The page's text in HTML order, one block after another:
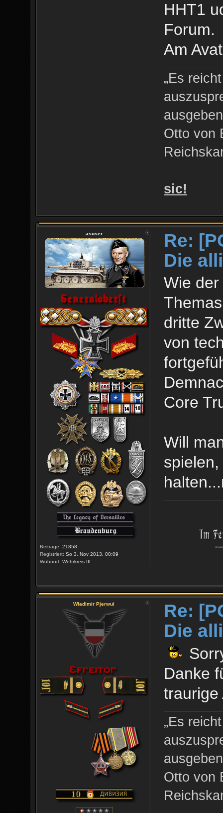
HHT1
Forum.
Am
„Es
Otto von
sic!
asuser
Beiträge: 21858
Registriert: So 3. Nov 2013, 00:09
Wohnort: Wehrkreis III
Re:
Die
Wie
dritte
von
Core
Will
Wladimir Pjerwui
Re:
Die
Danke
traurige
„Es
Otto von